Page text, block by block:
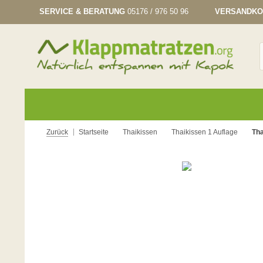
SERVICE & BERATUNG 05176 / 976 50 96
Zurück Startseite Thaikissen Thaikissen 1 Auflage